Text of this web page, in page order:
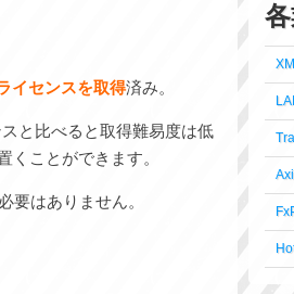
イセンスを取得済み。
と比べると取得難易度は低
ことができます。
要はありません。